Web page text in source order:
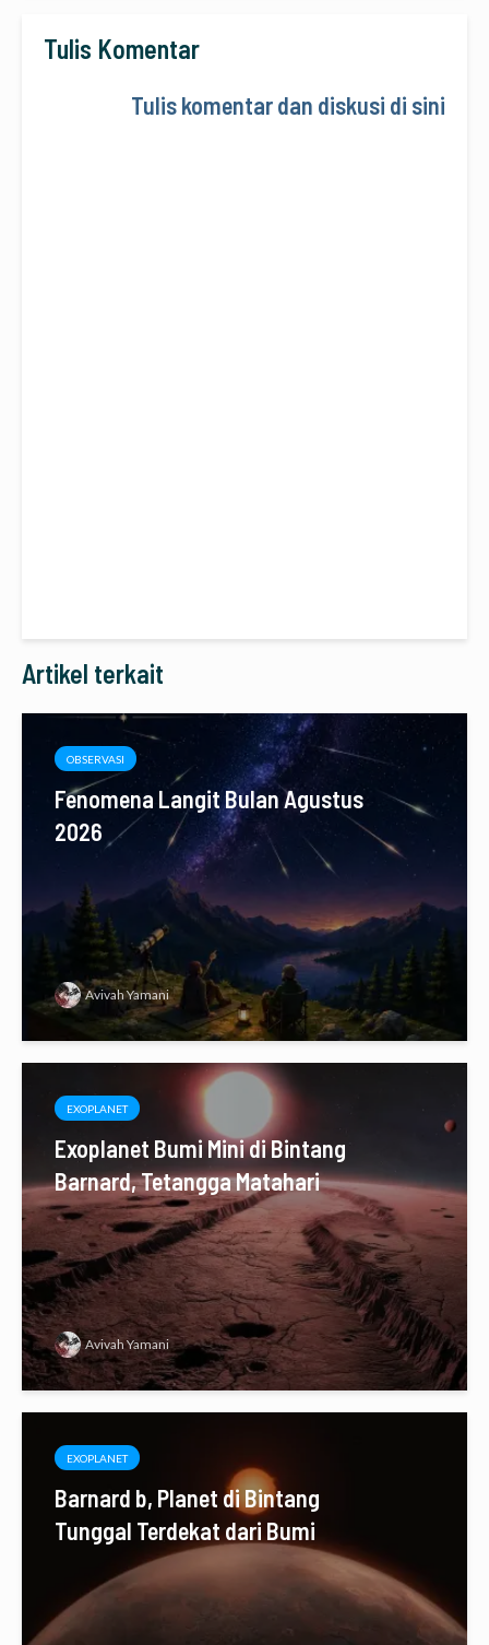
Tulis Komentar
Tulis komentar dan diskusi di sini
Artikel terkait
OBSERVASI
Fenomena Langit Bulan Agustus
2026
Avivah Yamani
EXOPLANET
Exoplanet Bumi Mini di Bintang
Barnard, Tetangga Matahari
Avivah Yamani
EXOPLANET
Barnard b, Planet di Bintang
Tunggal Terdekat dari Bumi